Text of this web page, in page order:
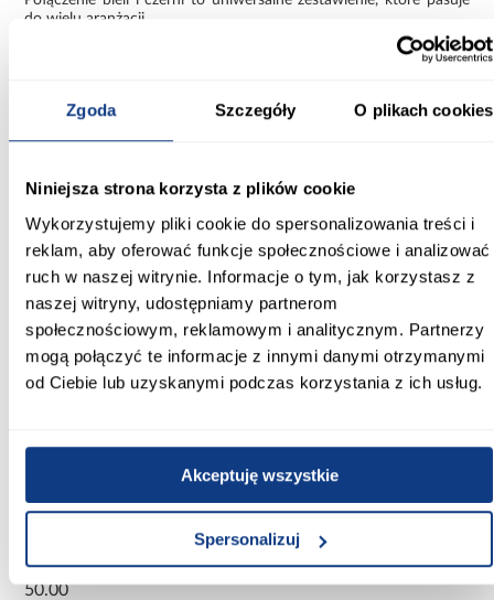
Zgoda Szczegóły O plikach cookies
Niniejsza strona korzysta z plików cookie
Wykorzystujemy pliki cookie do spersonalizowania treści i
reklam, aby oferować funkcje społecznościowe i analizować
ruch w naszej witrynie. Informacje o tym, jak korzystasz z
naszej witryny, udostępniamy partnerom
społecznościowym, reklamowym i analitycznym. Partnerzy
mogą połączyć te informacje z innymi danymi otrzymanymi
od Ciebie lub uzyskanymi podczas korzystania z ich usług.
Akceptuję wszystkie
Spersonalizuj
do wielu aranżacji.
osób szukających pojemnej i estetycznej szafy w nowoczesnym
Informacje Transport Informacje o
Kształt:
proste
uchylne
Nie
150.00
Głębokość [cm]:
50.00